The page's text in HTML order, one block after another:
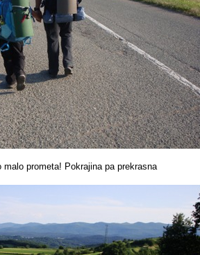
prometa! Pokrajina pa prekrasna